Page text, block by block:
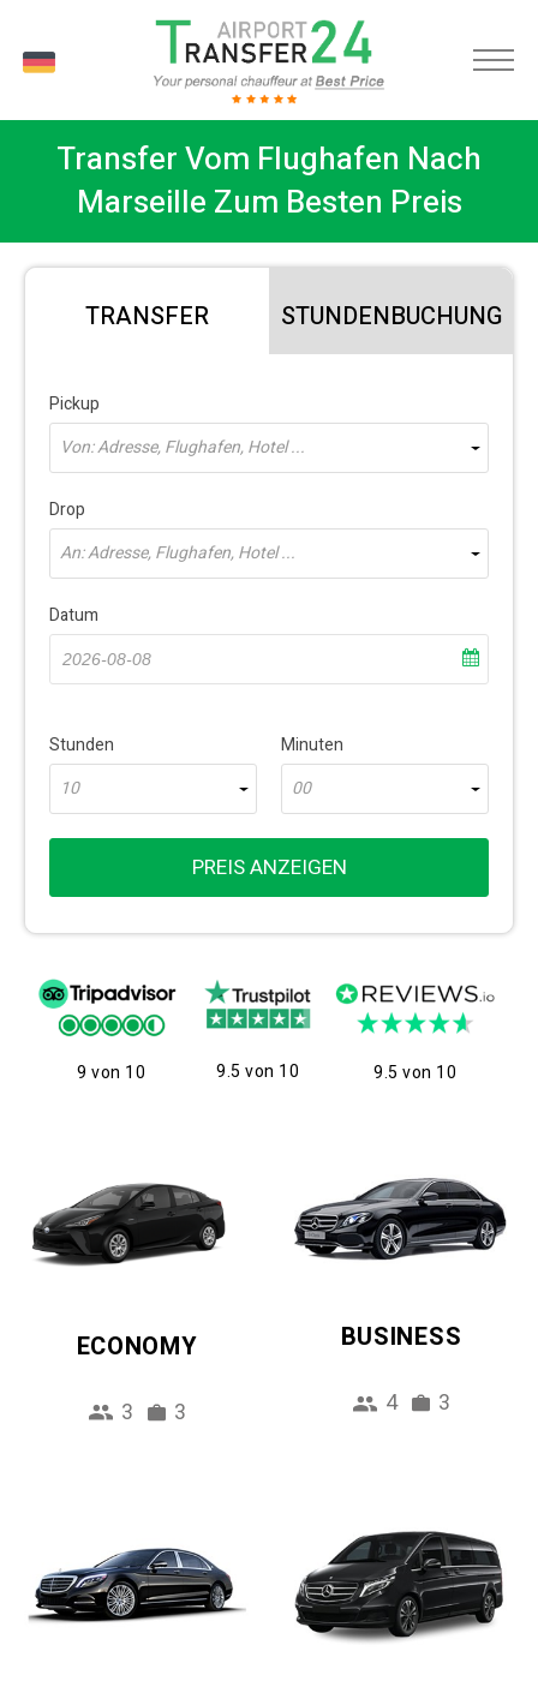
Transfer Vom Flughafen Nach
Marseille Zum Besten Preis
TRANSFER STUNDENBUCHUNG
Pickup
Von: Adresse, Flughafen, Hotel ...
Drop
An: Adresse, Flughafen, Hotel ...
Datum
Stunden
10
Minuten
00
PREIS ANZEIGEN
9 von 10 9.5 von 10 9.5 von 10
ECONOMY
3 3
BUSINESS
4 3